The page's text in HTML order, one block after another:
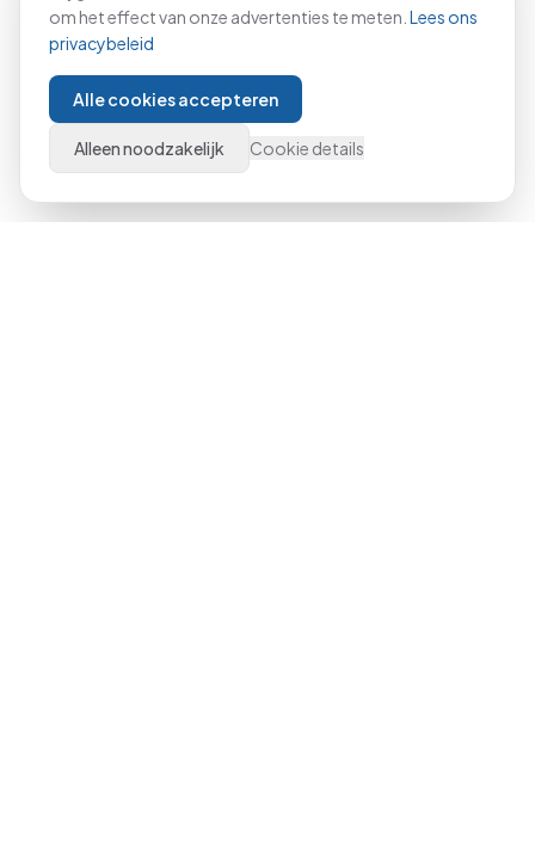
om het effect van onze advertenties te meten. Lees ons
privacybeleid
Alle cookies accepteren
Alleen noodzakelijk Cookie details